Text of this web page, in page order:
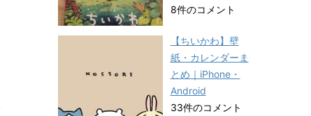
8件のコメント
【ちいかわ】壁
紙・カレンダーま
とめ｜iPhone・
Android
33件のコメント